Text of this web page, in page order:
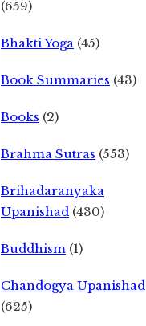
(659)
Bhakti Yoga (45)
Book Summaries (43)
Books (2)
Brahma Sutras (553)
Brihadaranyaka
Upanishad (430)
Buddhism (1)
Chandogya Upanishad
(625)